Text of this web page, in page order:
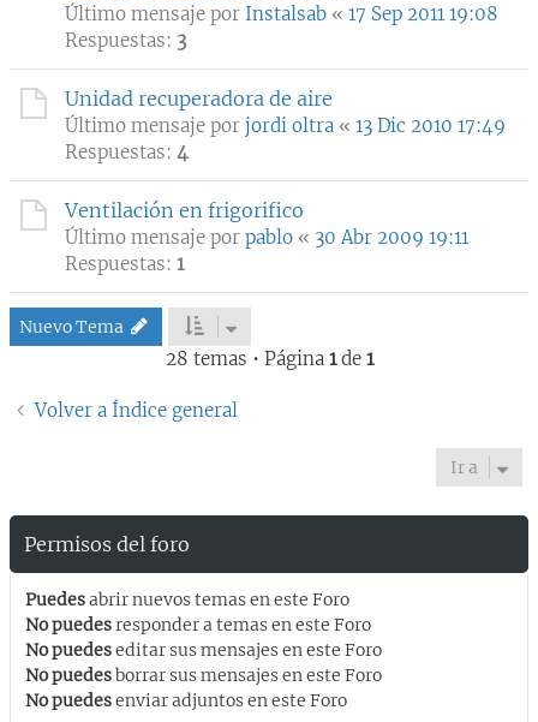
Último mensaje por Instalsab « 17 Sep 2011 19:08
Respuestas: 3
Unidad recuperadora de aire
Último mensaje por jordi oltra « 13 Dic 2010 17:49
Respuestas: 4
Ventilación en frigorifico
Último mensaje por pablo « 30 Abr 2009 19:11
Respuestas: 1
Nuevo Tema
28 temas • Página 1de 1
Volver a Índice general
Ir a
Permisos del foro
Puedesabrir nuevos temas en este Foro
No puedesresponder a temas en este Foro
No puedeseditar sus mensajes en este Foro
No puedesborrar sus mensajes en este Foro
No puedesenviar adjuntos en este Foro